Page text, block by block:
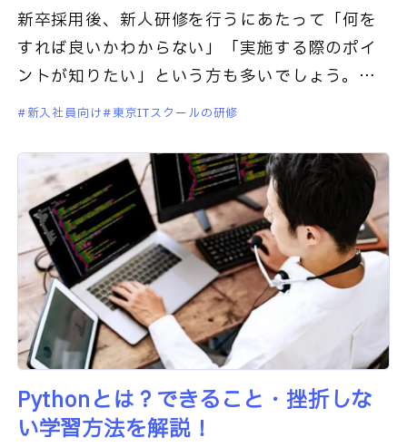
新卒採用後、新人研修を行うにあたって「何を
すれば良いかわからない」「実施する際のポイ
ントが知りたい」という方も多いでしょう。新
人研修は、自社に必要な人材を育成するのに必
新入社員向け 東京ITスクールの研修
Pythonとは？できること・挫折しな
い学習方法を解説！